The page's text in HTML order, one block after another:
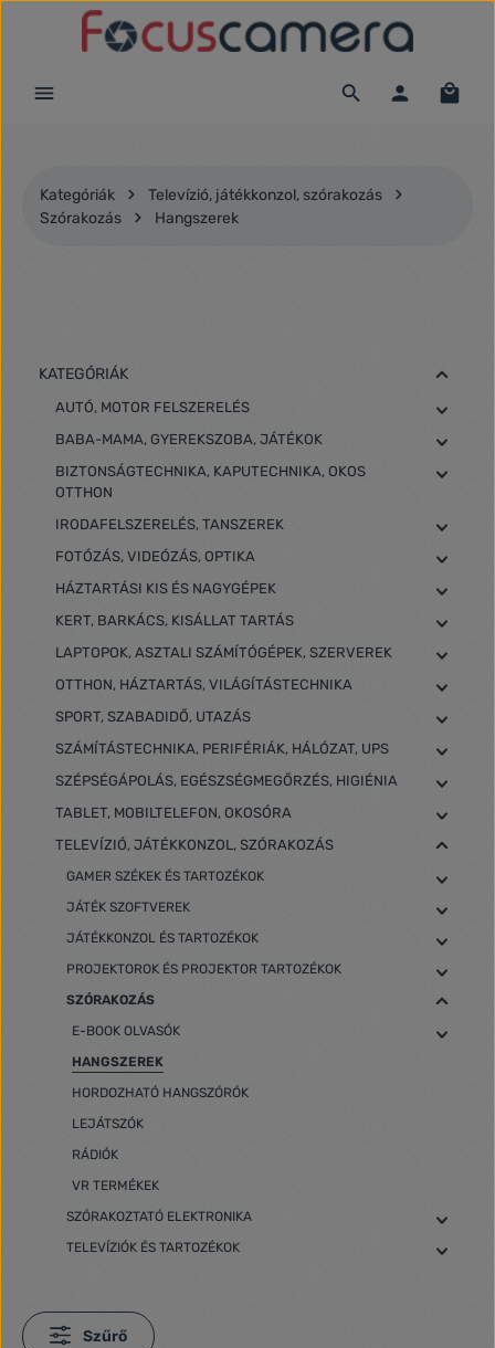
Ugrás a fő tartalomra
Kategóriák
Televízió, játékkonzol, szórakozás
Szórakozás
Hangszerek
KATEGÓRIÁK
AUTÓ, MOTOR FELSZERELÉS
BABA-MAMA, GYEREKSZOBA, JÁTÉKOK
BIZTONSÁGTECHNIKA, KAPUTECHNIKA, OKOS
OTTHON
IRODAFELSZERELÉS, TANSZEREK
FOTÓZÁS, VIDEÓZÁS, OPTIKA
HÁZTARTÁSI KIS ÉS NAGYGÉPEK
KERT, BARKÁCS, KISÁLLAT TARTÁS
LAPTOPOK, ASZTALI SZÁMÍTÓGÉPEK, SZERVEREK
OTTHON, HÁZTARTÁS, VILÁGÍTÁSTECHNIKA
SPORT, SZABADIDŐ, UTAZÁS
SZÁMÍTÁSTECHNIKA, PERIFÉRIÁK, HÁLÓZAT, UPS
SZÉPSÉGÁPOLÁS, EGÉSZSÉGMEGŐRZÉS, HIGIÉNIA
TABLET, MOBILTELEFON, OKOSÓRA
TELEVÍZIÓ, JÁTÉKKONZOL, SZÓRAKOZÁS
GAMER SZÉKEK ÉS TARTOZÉKOK
JÁTÉK SZOFTVEREK
JÁTÉKKONZOL ÉS TARTOZÉKOK
PROJEKTOROK ÉS PROJEKTOR TARTOZÉKOK
SZÓRAKOZÁS
E-BOOK OLVASÓK
HANGSZEREK
HORDOZHATÓ HANGSZÓRÓK
LEJÁTSZÓK
RÁDIÓK
VR TERMÉKEK
SZÓRAKOZTATÓ ELEKTRONIKA
TELEVÍZIÓK ÉS TARTOZÉKOK
Szűrő